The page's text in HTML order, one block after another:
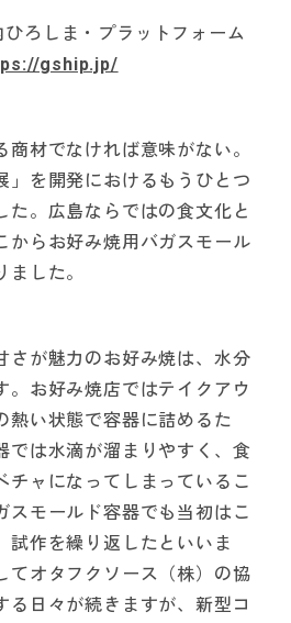
ろしま・プラットフォーム
gship.jp/
商材でなければ意味がない。
」を開発におけるもうひとつ
た。広島ならではの食文化と
からお好み焼用バガスモール
ました。
さが魅力のお好み焼は、水分
。お好み焼店ではテイクアウ
熱い状態で容器に詰めるた
では水滴が溜まりやすく、食
チャになってしまっているこ
スモールド容器でも当初はこ
試作を繰り返したといいま
てオタフクソース（株）の協
る日々が続きますが、新型コ